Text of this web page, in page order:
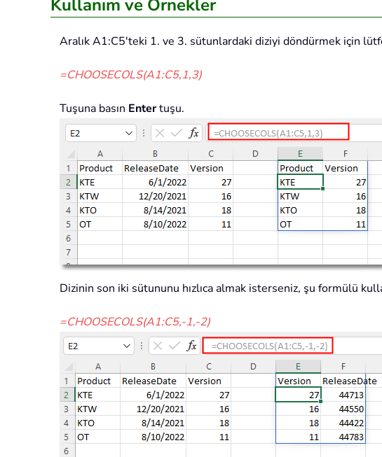
Kullanım ve Örnekler
Aralık A1:C5'teki 1. ve 3. sütunlardaki diziyi döndürmek için
=CHOOSECOLS(A1:C5,1,3)
Tuşuna basın Entertuşu.
Dizinin son iki sütununu hızlıca almak isterseniz, şu formülü
=CHOOSECOLS(A1:C5,-1,-2)